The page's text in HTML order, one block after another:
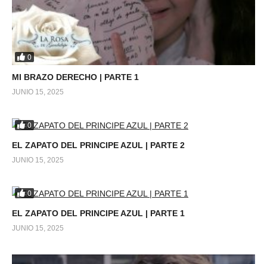
0
MI BRAZO DERECHO | PARTE 1
JUNIO 15, 2025
0
EL ZAPATO DEL PRINCIPE AZUL | PARTE 2
JUNIO 15, 2025
0
EL ZAPATO DEL PRINCIPE AZUL | PARTE 1
JUNIO 15, 2025